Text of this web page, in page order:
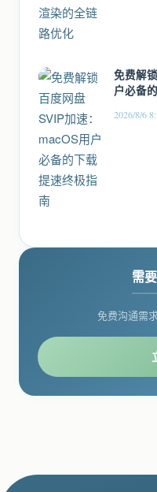
免费解
户必备
2026/8/6
需
免费沟通需